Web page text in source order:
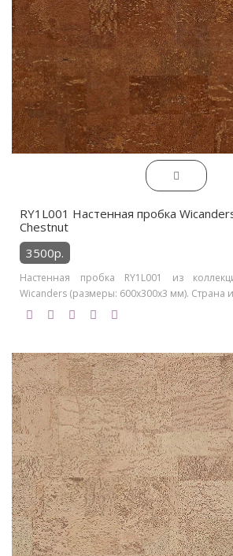
RY1L001 Настенная пробка
Chestnut
3500р.
Настенная пробка RY1L001 из
Wicanders (размеры: 600x300x3 мм). Страна